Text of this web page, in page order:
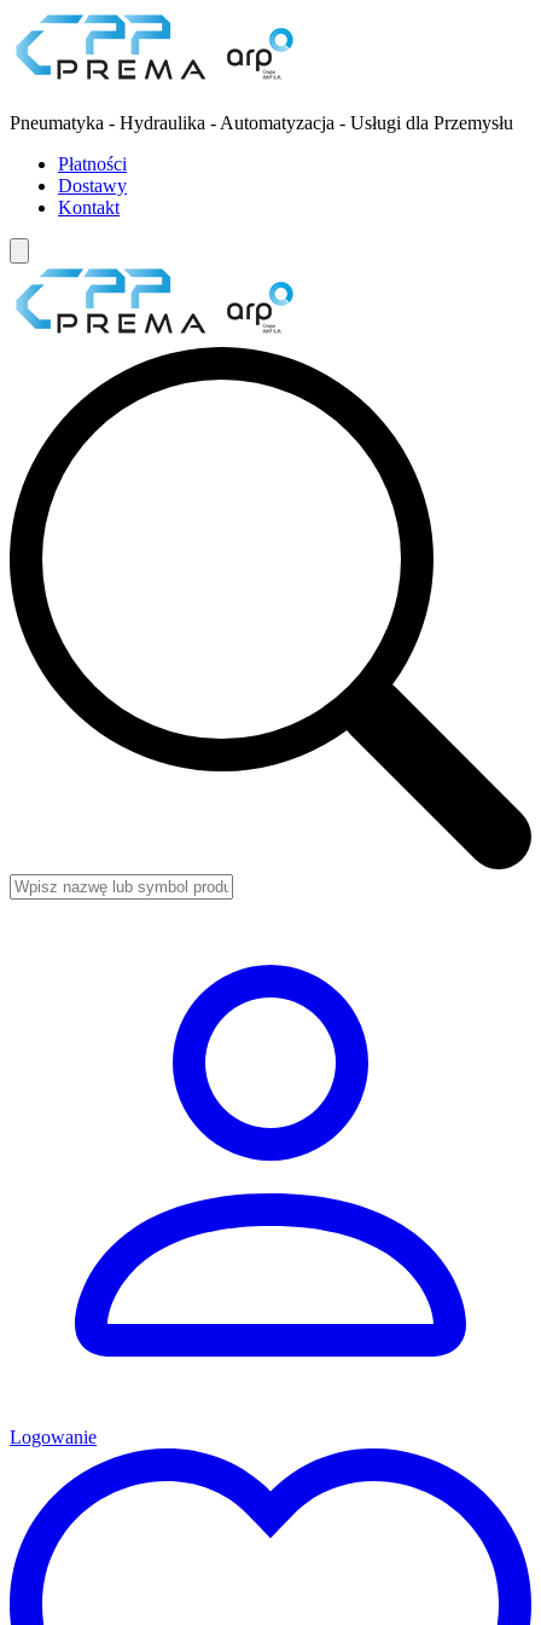
Pneumatyka - Hydraulika - Automatyzacja - Usługi dla Przemysłu
Płatności
Dostawy
Kontakt
Logowanie